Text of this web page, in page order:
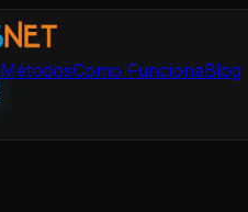
MétodosComo FuncionaBlog